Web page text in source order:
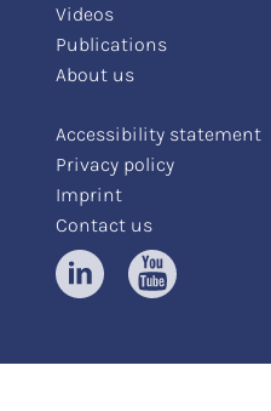
Videos
Publications
About us
Accessibility statement
Privacy policy
Imprint
Contact us